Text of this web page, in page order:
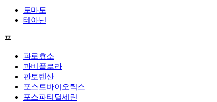
토마토
테아닌
ㅍ
파로효소
파비플로라
판토텐산
포스트바이오틱스
포스파티딜세린